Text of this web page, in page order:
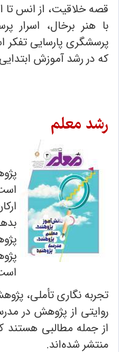
قصه خلاقیت، از انس تا
با هنر برخال، اسرار
پرسشگری پارسایی
که در رشد آموزش ابتدایی آذر 1402 منتشر
رشد معلم
تجربه نگاری تأملی،
روایتی از پژوهش در
از جمله مطالبی هستند
منتشر شده‌اند.